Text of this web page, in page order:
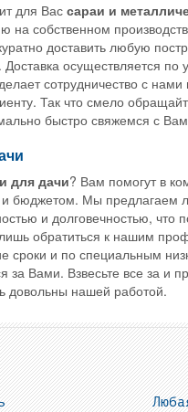
для Вас сараи и
на собственном
доставить любую
Доставка осуществляется
сотрудничество с
Так что смело
быстро свяжемся с
для дачи? Вам помогут в
бюджетом. Мы
и долговечностью, что
обратиться к нашим
сроки и по специальным
за Вами. Взвесьте все за
довольны нашей работой.